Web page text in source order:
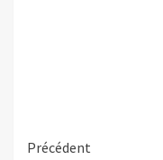
Précédent